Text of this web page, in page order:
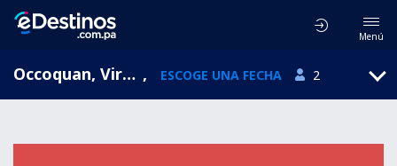
Menú
Occoquan, Virginia, Estados Unidos , ESCOGE UNA FECHA 2